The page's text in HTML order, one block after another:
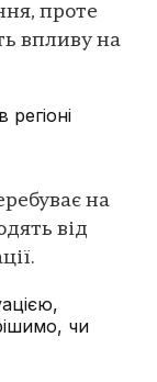
проте
впливу на
на
від
чи